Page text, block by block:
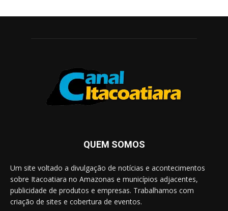
QUEM SOMOS
Um site voltado a divulgação de notícias e acontecimentos
sobre Itacoatiara no Amazonas e municípios adjacentes,
publicidade de produtos e empresas. Trabalhamos com
criação de sites e cobertura de eventos.